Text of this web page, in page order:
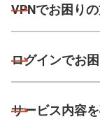
VPNでお困り
ログインでお
サービス内容